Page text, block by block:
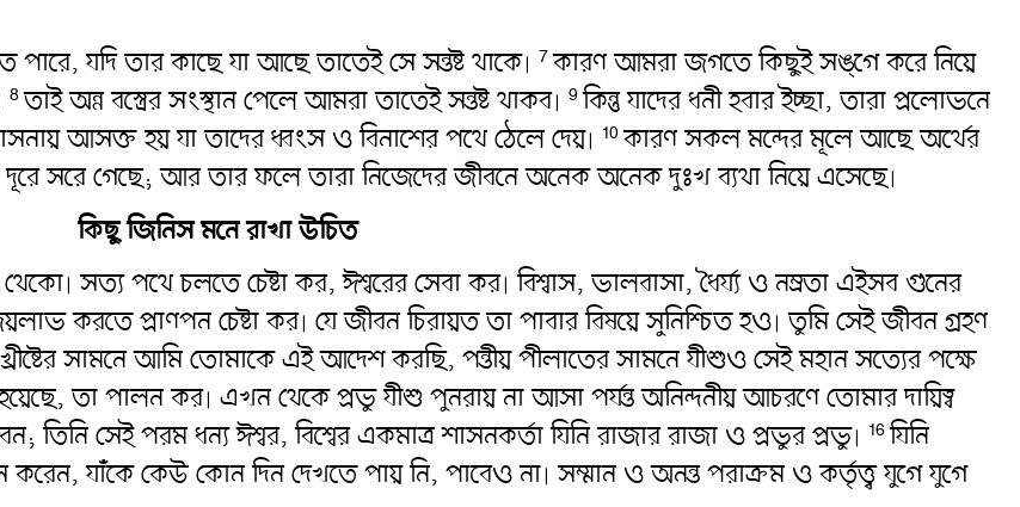
যদি তার কাছে যা আছে তাতেই সে সন্তষ্ট থাকে৷ 7কারণ আমরা জগতে কিছুই সঙ্গে করে নিয়ে
8তাই অন্ন বস্ত্রের সংস্থান পেলে আমরা তাতেই সন্তষ্ট থাকব৷ 9কিন্তু যাদের ধনী হবার ইচ্ছা, তারা প্রলোভনে
আসক্ত হয় যা তাদের ধ্বংস ও বিনাশের পথে ঠেলে দেয়৷ 10কারণ সকল মন্দের মূলে আছে অর্থের
সরে গেছে; আর তার ফলে তারা নিজেদের জীবনে অনেক অনেক দুঃখ ব্যথা নিয়ে এসেছে৷
কিছু জিনিস মনে রাখা উচিত
সত্য পথে চলতে চেষ্টা কর, ঈশ্বরের সেবা কর৷ বিশ্বাস, ভালবাসা, ধৈর্য্য ও নম্রতা এইসব গুনের
করতে প্রাণপন চেষ্টা কর৷ যে জীবন চিরায়ত তা পাবার বিষয়ে সুনিশ্চিত হও৷ তুমি সেই জীবন গ্রহণ
সামনে আমি তোমাকে এই আদেশ করছি, পন্তীয় পীলাতের সামনে যীশুও সেই মহান সত্যের পক্ষে
তা পালন কর৷ এখন থেকে প্রভু যীশু পুনরায় না আসা পর্যন্ত অনিন্দনীয় আচরণে তোমার দায়িত্ব
তিনি সেই পরম ধন্য ঈশ্বর, বিশ্বের একমাত্র শাসনকর্তা যিনি রাজার রাজা ও প্রভুর প্রভু৷ 16যিনি
যাঁকে কেউ কোন দিন দেখতে পায় নি, পাবেও না৷ সম্মান ও অনন্ত পরাক্রম ও কর্তৃত্ত্ব যুগে যুগে